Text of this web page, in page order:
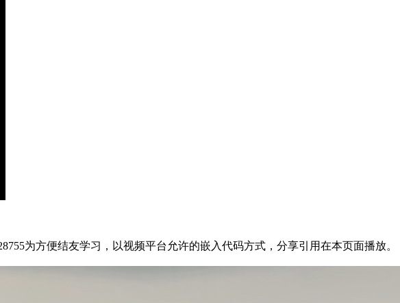
为方便结友学习，以视频平台允许的嵌入代码方式，分享引用在本页面播放。